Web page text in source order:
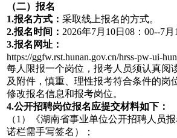
（二）报名
1.报名方式： 采取线上报名的方式。
2.报名时间： 2026年7月10日08：00--7
3.报名网址：
https://ggfw.rst.hunan.gov.cn/hrss-pw-ui-
每人限报一个岗位，报考人员须认真阅
及附件，慎重、理性报考符合条件的岗
修改报名信息和报考岗位。
4.公开招聘岗位报名应提交材料如下：
（1）《湖南省事业单位公开招聘人员
诺栏需手写签名）；